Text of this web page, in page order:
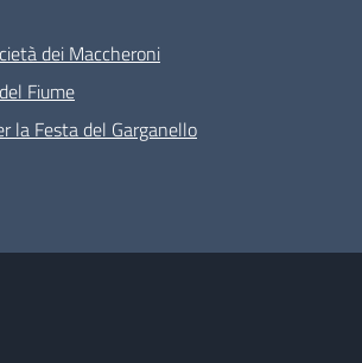
dei Maccheroni
Fiume
la Festa del Garganello